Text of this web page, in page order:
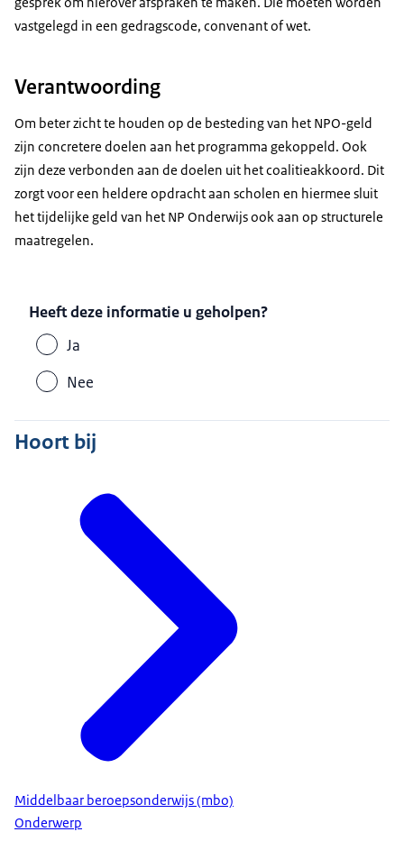
vastgelegd in een gedragscode, convenant of wet.
Verantwoording
Om beter zicht te houden op de besteding van het NPO-geld
zijn concretere doelen aan het programma gekoppeld. Ook
zijn deze verbonden aan de doelen uit het coalitieakkoord. Dit
zorgt voor een heldere opdracht aan scholen en hiermee sluit
het tijdelijke geld van het NP Onderwijs ook aan op structurele
maatregelen.
Heeft deze informatie u geholpen?
Ja
Nee
Hoort bij
Middelbaar beroepsonderwijs (mbo)
Onderwerp